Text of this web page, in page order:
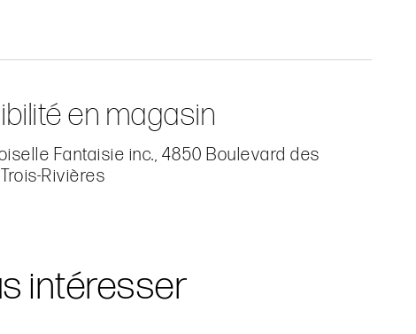
en magasin
Fantaisie inc., 4850 Boulevard des
Rivières
intéresser